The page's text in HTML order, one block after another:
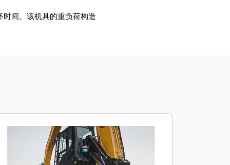
时间。该机具的重负荷构造